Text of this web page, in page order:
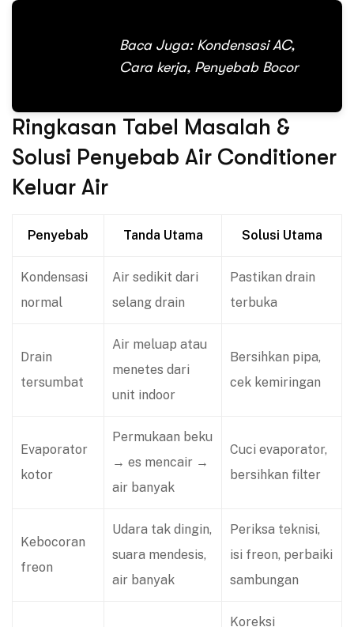
Baca Juga: Kondensasi AC,
Cara kerja, Penyebab Bocor
Ringkasan Tabel Masalah &
Solusi Penyebab Air Conditioner
Keluar Air
Penyebab Tanda Utama Solusi Utama
Kondensasi
normal
Air sedikit dari
selang drain
Pastikan drain
terbuka
Drain
tersumbat
Air meluap atau
menetes dari
unit indoor
Bersihkan pipa,
cek kemiringan
Evaporator
kotor
Permukaan beku
→ es mencair →
air banyak
Cuci evaporator,
bersihkan filter
Kebocoran
freon
Udara tak dingin,
suara mendesis,
air banyak
Periksa teknisi,
isi freon, perbaiki
sambungan
Koreksi